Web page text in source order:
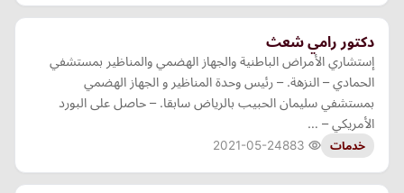
دكتور رامي شعث
إستشاري الأمراض الباطنية والجهاز الهضمي والمناظير بمستشفي
الحمادي – النزهة. – رئيس وحدة المناظير و الجهاز الهضمي
بمستشفي سليمان الحبيب بالرياض سابقا. – حاصل على البورد
الأمريكي – …
خدمات 2021-05-24